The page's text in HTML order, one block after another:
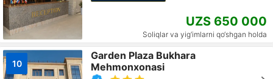
UZS 650 000
Soliqlar va yig‘imlarni qo‘shgan holda
10
Garden Plaza Bukhara
Mehmonxonasi